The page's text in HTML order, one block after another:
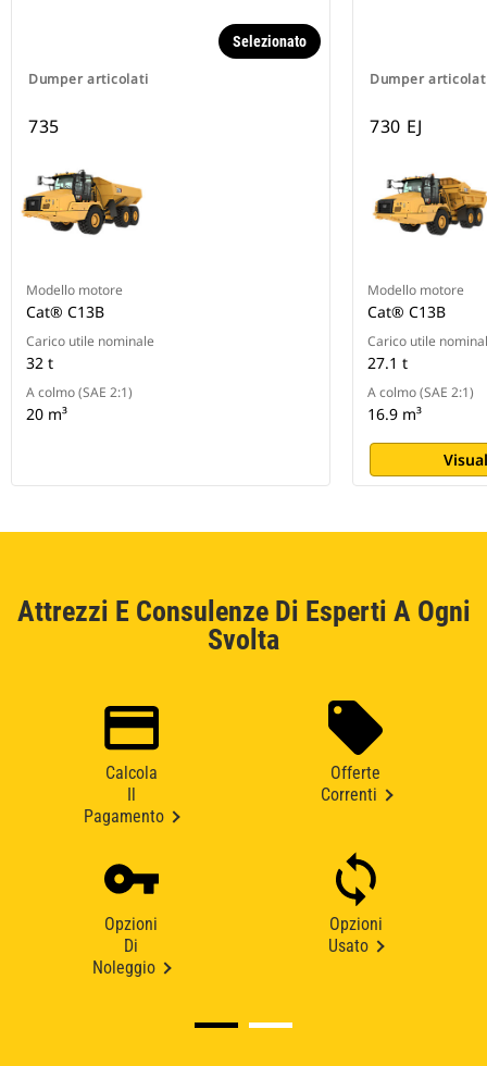
Dumper articolati
Selezionato
735
Modello motore
Cat® C13B
Carico utile nominale
32 t
A colmo (SAE 2:1)
20 m³
Dumper
730 EJ
Modello motore
Cat® C13B
Carico utile
27.1 t
A colmo (SAE 2:1)
16.9 m³
Attrezzi E Consulenze Di Esperti A Ogni
Svolta
Calcola
Pagamento
Offerte
Correnti
Opzioni
Di
Noleggio
Opzioni
Usato